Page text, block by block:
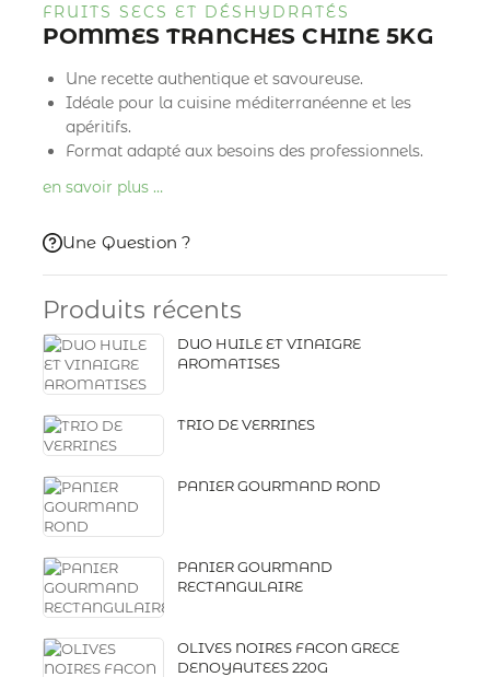
Produits récents
DUO HUILE ET VINAIGRE
AROMATISES
TRIO DE VERRINES
PANIER GOURMAND ROND
PANIER GOURMAND
RECTANGULAIRE
OLIVES NOIRES FACON GRECE
DENOYAUTEES 220G
FRUITS SECS ET DÉSHYDRATÉS
POMMES TRANCHES CHINE 5KG
Une recette authentique et savoureuse.
Idéale pour la cuisine méditerranéenne et les
apéritifs.
Format adapté aux besoins des professionnels.
en savoir plus …
Une Question ?